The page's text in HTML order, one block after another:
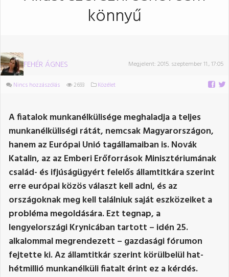
könnyű
FEHÉR ÁGNES Megjelent: 2015. szeptember 11., 17:05
Nincs hozzászólás 2693 Közélet
A fiatalok munkanélkülisége meghaladja a teljes
munkanélküliségi rátát, nemcsak Magyarországon,
hanem az Európai Unió tagállamaiban is. Novák
Katalin, az az Emberi Erőforrások Minisztériumának
család- és ifjúságügyért felelős államtitkára szerint
erre európai közös választ kell adni, és az
országoknak meg kell találniuk saját eszközeiket a
probléma megoldására. Ezt tegnap, a
lengyelországi Krynicában tartott – idén 25.
alkalommal megrendezett – gazdasági fórumon
fejtette ki. Az államtitkár szerint körülbelül hat-
hétmillió munkanélküli fiatalt érint ez a kérdés.